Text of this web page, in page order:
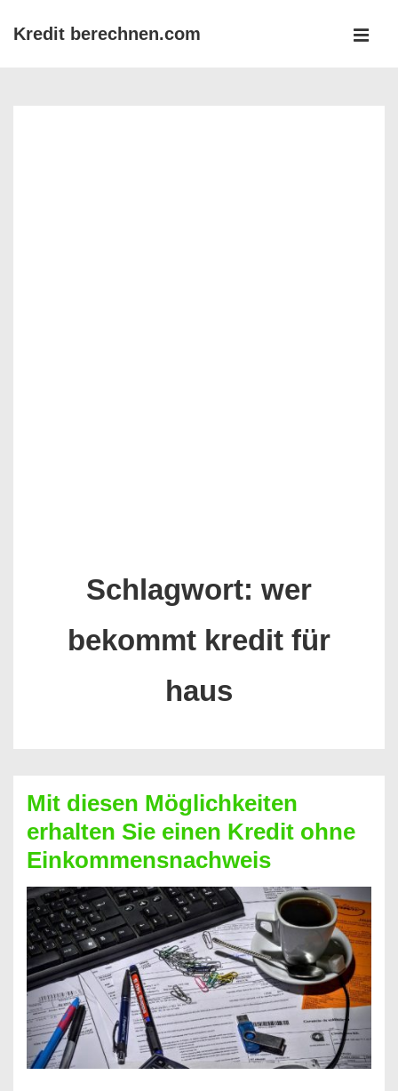
ZumKredit berechnen.com
Schlagwort: wer
bekommt kredit für
haus
Mit diesen Möglichkeiten
erhalten Sie einen Kredit ohne
Einkommensnachweis